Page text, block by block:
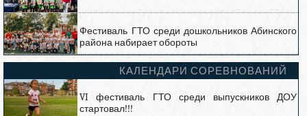
Фестиваль ГТО среди дошкольников Абинского
района набирает обороты
КАЛЕНДАРИ СОРЕВНОВАНИЙ
VI фестиваль ГТО среди выпускников ДОУ
стартовал!!!